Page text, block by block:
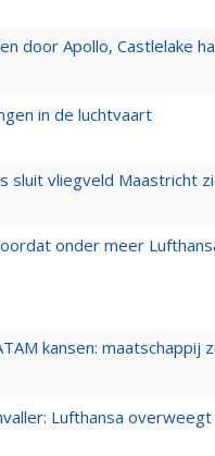
door Apollo, Castlelake
in de luchtvaart
sluit vliegveld Maastricht
onder meer
kansen: maatschappij
Lufthansa